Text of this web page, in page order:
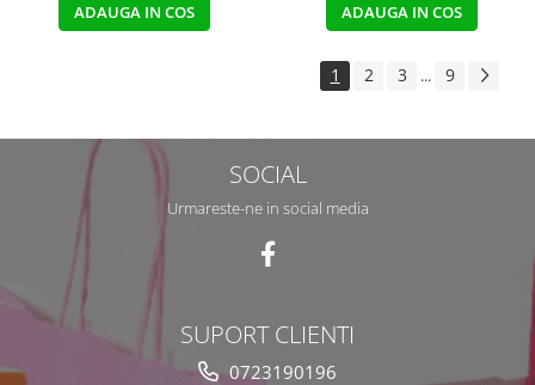
ADAUGA IN COS ADAUGA IN COS
1 2 3 ... 9
SOCIAL
Urmareste-ne in social media
SUPORT CLIENTI
0723190196